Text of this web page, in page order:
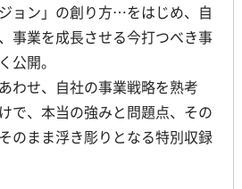
ョン」の創り方…をはじめ、自
事業を成長させる今打つべき事
公開。
わせ、自社の事業戦略を熟考
で、本当の強みと問題点、その
のまま浮き彫りとなる特別収録